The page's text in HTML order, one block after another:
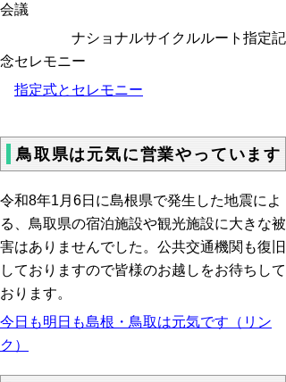
会議
ナショナルサイクルルート指定記
念セレモニー
指定式とセレモニー
鳥取県は元気に営業やっています
令和8年1 月 6日に島根県で発生した地震によ
る、鳥取県の宿泊施設や観光施設に大きな被
害はありませんでした。公共交通機関も復旧
しておりますので皆様のお越しをお待ちして
おります。
今日も明日も島根・鳥取は元気です（リン
ク）